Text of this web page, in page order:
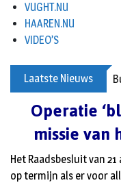
VUGHT.NU
HAAREN.NU
VIDEO’S
Laatste Nieuws
Operatie
missie van
Het Raadsbesluit van
op termijn als er voor